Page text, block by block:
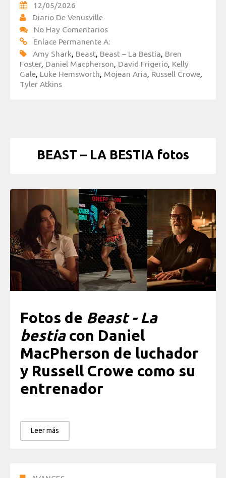
12/05/2026
Diario De Venusville
No Hay Comentarios
Enlace Permanente A:
Amy Shark, Beast, Beast – La Bestia, Bren
Foster, Daniel Macpherson, David Frigerio, Kelly
Gale, Luke Hemsworth, Mojean Aria, Russell Crowe,
Tyler Atkins
BEAST – LA BESTIA fotos
Fotos de Beast - La
bestiacon Daniel
MacPherson de luchador
y Russell Crowe como su
entrenador
Leer más